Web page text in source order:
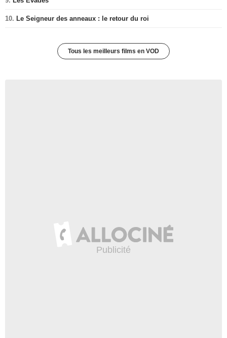
10. Le Seigneur des anneaux : le retour du roi
Tous les meilleurs films en VOD